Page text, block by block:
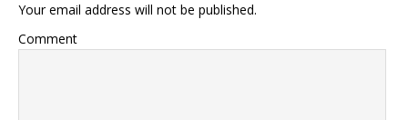
Your email address will not be published.
Comment